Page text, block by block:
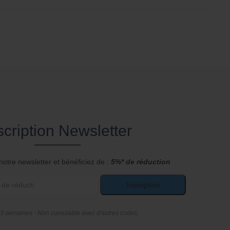
Newsletter
newsletter et bénéficiez de : 5%* de réduction
Inscription